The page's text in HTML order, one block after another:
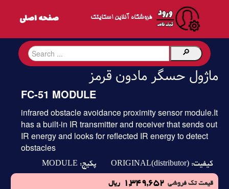
فروشگاه آنلاین اسکایتک
ماژول حسگر مادون قرمز
FC-51 MODULE
infrared obstacle avoidance proximity sensor module.It
has a built-in IR transmitter and receiver that sends out
IR energy and looks for reflected IR energy to detect
obstacles
کیفیت: ORIGINAL(distributor) پکیج: MODULE
قیمت تک فروشی 1,349,652 ریال